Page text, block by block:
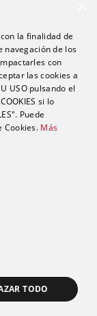
OMS, “el
sistema de
a mis
la
y
la finalidad de
navegación de los
con
las cookies a
USO pulsando el
si lo
Puede
Cookies. Más
TODO